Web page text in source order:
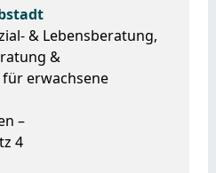
& Lebensberatung,
&
erwachsene
–
4